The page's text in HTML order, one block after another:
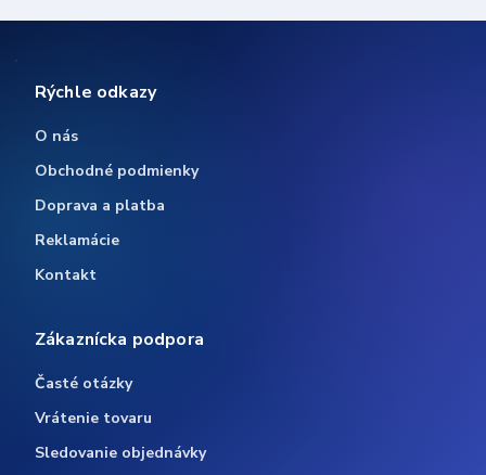
Rýchle odkazy
O nás
Obchodné podmienky
Doprava a platba
Reklamácie
Kontakt
Zákaznícka podpora
Časté otázky
Vrátenie tovaru
Sledovanie objednávky